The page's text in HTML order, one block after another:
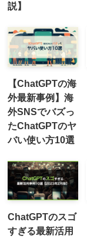
説】
【ChatGPTの海
外最新事例】海
外SNSでバズっ
たChatGPTのヤ
バい使い方10選
ChatGPTのスゴ
すぎる最新活用